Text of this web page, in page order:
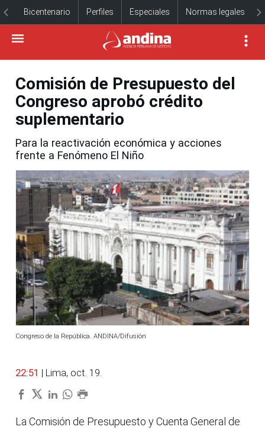
Bicentenario Perfiles Especiales Normas legales
Comisión de Presupuesto del
Congreso aprobó crédito
suplementario
Para la reactivación económica y acciones
frente a Fenómeno El Niño
Congreso de la República. ANDINA/Difusión
22:51 | Lima, oct. 19.
La Comisión de Presupuesto y Cuenta General de